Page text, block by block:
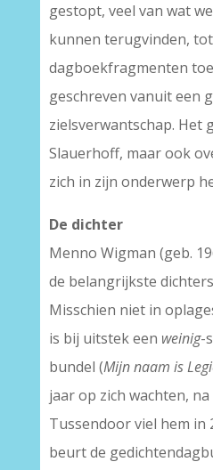
gestopt, veel van wat
kunnen terugvinden,
dagboekfragmenten
geschreven vanuit een
zielsverwantschap. Het
Slauerhoff, maar ook
zich in zijn onderwerp
De dichter
Menno Wigman (geb.
de belangrijkste
Misschien niet in
is bij uitstek een weinig-
bundel (Mijn naam is
jaar op zich wachten, na
Tussendoor viel hem in
beurt de